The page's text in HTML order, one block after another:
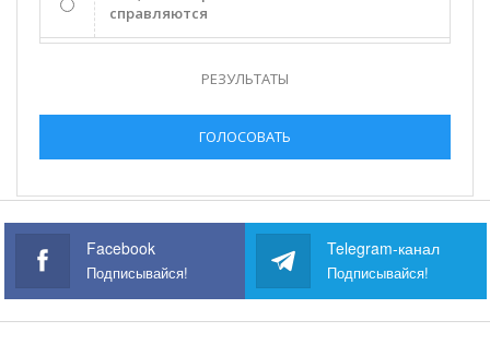
справляются
РЕЗУЛЬТАТЫ
ГОЛОСОВАТЬ
Facebook
Подписывайся!
Telegram-канал
Подписывайся!